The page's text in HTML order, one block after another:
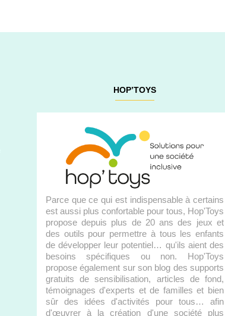
HOP’TOYS
Parce que ce qui est indispensable à certains
est aussi plus confortable pour tous, Hop'Toys
propose depuis plus de 20 ans des jeux et
des outils pour permettre à tous les enfants
de développer leur potentiel… qu'ils aient des
besoins spécifiques ou non. Hop'Toys
propose également sur son blog des supports
gratuits de sensibilisation, articles de fond,
témoignages d'experts et de familles et bien
sûr des idées d'activités pour tous… afin
d'œuvrer à la création d'une société plus